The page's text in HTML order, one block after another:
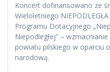
Koncert dofinansowano ze
Wieloletniego
Programu Dotacyjnego
Niepodległej” –
powiatu pilskiego w oparciu
narodową.